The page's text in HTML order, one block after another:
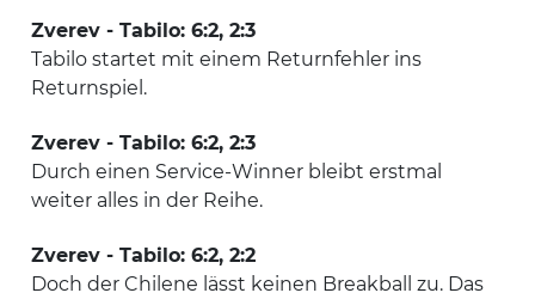
Zverev - Tabilo: 6:2, 2:3
Tabilo startet mit einem Returnfehler ins
Returnspiel.
Zverev - Tabilo: 6:2, 2:3
Durch einen Service-Winner bleibt erstmal
weiter alles in der Reihe.
Zverev - Tabilo: 6:2, 2:2
Doch der Chilene lässt keinen Breakball zu. Das